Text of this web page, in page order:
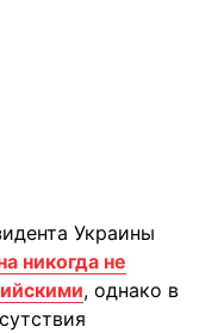
Украины
никогда не
, однако в